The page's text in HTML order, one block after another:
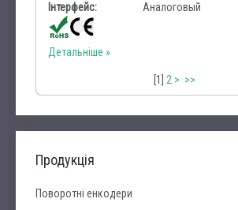
Інтерфейс:
Аналоговый
Детальніше
[1 2 > >>
Продукція
Поворотні енкодери